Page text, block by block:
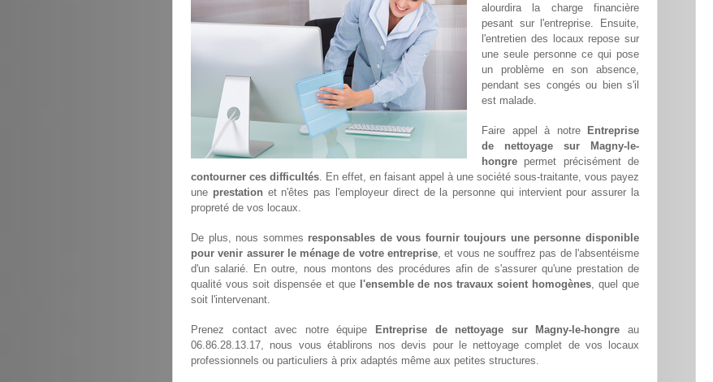
alourdira la charge financière
pesant sur l'entreprise. Ensuite,
l'entretien des locaux repose sur
une seule personne ce qui pose
un problème en son absence,
pendant ses congés ou bien s'il
est malade.
Faire appel à notre
Entreprise
de nettoyage sur Magny-le-
hongre permet précisément de
contourner ces difficultés. En effet, en faisant appel à une société sous-traitante, vous payez
une prestation et n'êtes pas l'employeur direct de la personne qui intervient pour assurer la
propreté de vos locaux.
De plus, nous sommes responsables de vous fournir toujours une personne disponible
pour venir assurer le ménage de votre entreprise, et vous ne souffrez pas de l'absentéisme
d'un salarié. En outre, nous montons des procédures afin de s'assurer qu'une prestation de
qualité vous soit dispensée et que l'ensemble de nos travaux soient homogènes, quel que
soit l'intervenant.
Prenez contact avec notre équipe Entreprise de nettoyage sur Magny-le-hongre au
06.86.28.13.17, nous vous établirons nos devis pour le nettoyage complet de vos locaux
professionnels ou particuliers à prix adaptés même aux petites structures.